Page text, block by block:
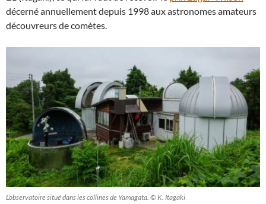
décerné annuellement depuis 1998 aux astronomes amateurs
découvreurs de comètes.
L’observatoire situé dans les collines de Yamagata. © K. Itagaki